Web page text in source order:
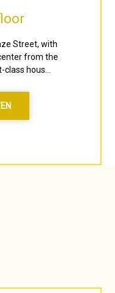
Street, with
from the
hous...